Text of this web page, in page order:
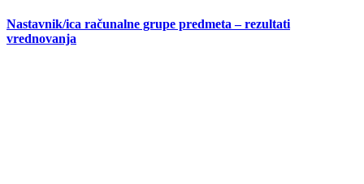
Nastavnik/ica računalne grupe predmeta – rezultati
vrednovanja